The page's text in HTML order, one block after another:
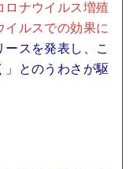
ロナウイルス増殖
ルスでの効果に
ースを発表し、こ
」とのうわさが駆